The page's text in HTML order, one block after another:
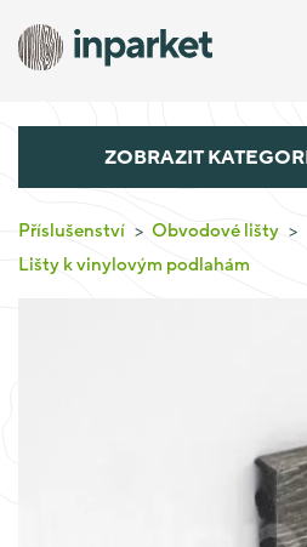
ZOBRAZIT
Příslušenství
Obvodové lišty
Lišty k vinylovým podlahám